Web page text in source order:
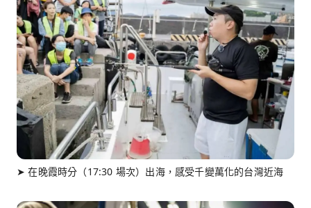
➤ 在晚霞時分（17:30 場次）出海，感受千變萬化的台灣近海